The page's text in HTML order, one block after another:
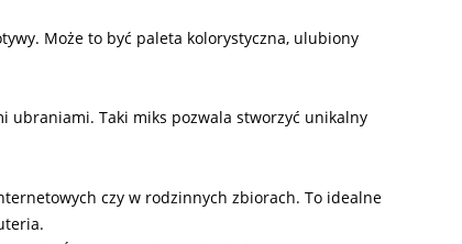
Może to być paleta kolorystyczna, ulubiony
ubraniami. Taki miks pozwala stworzyć unikalny
czy w rodzinnych zbiorach. To idealne